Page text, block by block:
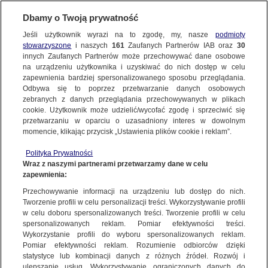
ŚWIAT
Był nieuchwytny przez półtora miesiąca.
Podejrzany o makabryczne morderstwa
"trochę zszokowany"
1.01.2023, 20:23
Udostępnij
28-letni Bryan Christopher Kohberger jest
podejrzany o zabójstwo czworga studentów z
Idaho oraz włamanie. Mężczyzna był
doktorantem kryminologii Washington State
University. CNN, powołując się na źródła w
organach ścigania, przekazuje, że śledczy
Dbamy o Twoją prywatność
Jeśli użytkownik wyrazi na to zgodę, my, nasze podmioty
stowarzyszone i naszych 161Zaufanych Partnerów IAB oraz 30
innych Zaufanych Partnerów może przechowywać dane osobowe
na urządzeniu użytkownika i uzyskiwać do nich dostęp w celu
zapewnienia bardziej spersonalizowanego sposobu przeglądania.
Odbywa się to poprzez przetwarzanie danych osobowych
zebranych z danych przeglądania przechowywanych w plikach
cookie. Użytkownik może udzielić/wycofać zgodę i sprzeciwić się
przetwarzaniu w oparciu o uzasadniony interes w dowolnym
momencie, klikając przycisk „Ustawienia plików cookie i reklam”.
Polityka Prywatności
Wraz z naszymi partnerami przetwarzamy dane w celu
zapewnienia:
Przechowywanie informacji na urządzeniu lub dostęp do nich.
Tworzenie profili w celu personalizacji treści. Wykorzystywanie profili
w celu doboru spersonalizowanych treści. Tworzenie profili w celu
spersonalizowanych reklam. Pomiar efektywności treści.
Wykorzystanie profili do wyboru spersonalizowanych reklam.
Pomiar efektywności reklam. Rozumienie odbiorców dzięki
statystyce lub kombinacji danych z różnych źródeł. Rozwój i